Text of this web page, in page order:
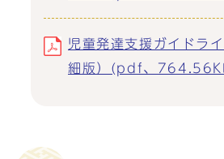
児童発達支援ガイドラ
細版）(pdf、